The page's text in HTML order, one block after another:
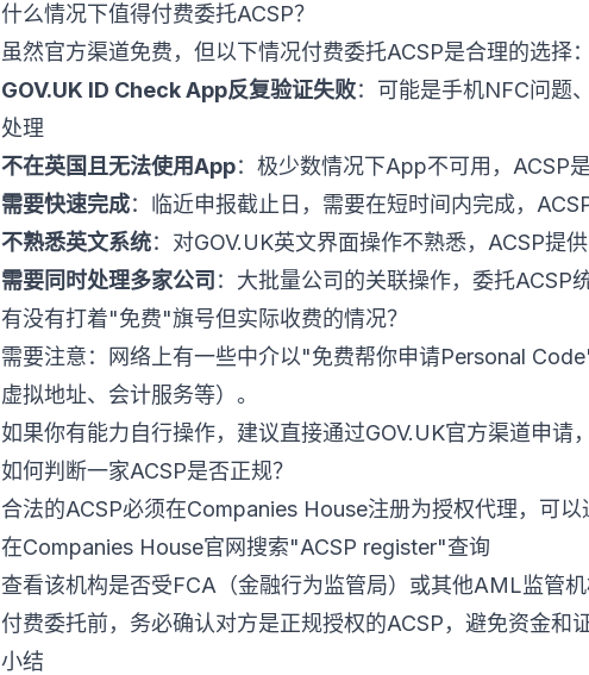
什么情况下值得付费委托ACSP？
虽然官方渠道免费，但以下情况付费委托ACSP是合理的选择：
GOV.UK ID Check App反复验证失败：可能是手机NFC问题
处理
不在英国且无法使用App：极少数情况下App不可用，ACSP
需要快速完成：临近申报截止日，需要在短时间内完成，
不熟悉英文系统：对GOV.UK英文界面操作不熟悉，ACSP提
需要同时处理多家公司 ：大批量公司的关联操作，委托ACSP
有没有打着"免费"旗号但实际收费的情况？
需要注意：网络上有一些中介以"免费帮你申请Personal
虚拟地址、会计服务等）。
如果你有能力自行操作，建议直接通过GOV.UK官方渠道申请
如何判断一家ACSP是否正规？
合法的ACSP必须在Companies House注册为授权代理，可以
在Companies House官网搜索"ACSP register"查询
查看该机构是否受FCA（金融行为监管局）或其他AML监管
付费委托前，务必确认对方是正规授权的ACSP，避免资金和
小结